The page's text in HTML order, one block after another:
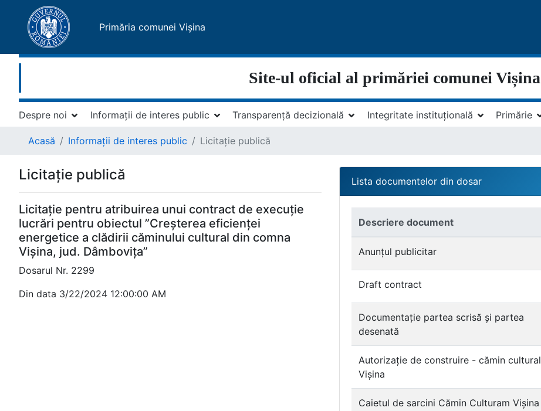
Primăria comunei Vișina
Site-ul oficial al primăriei comunei Vișina
Despre noi Informații de interes public Transparență decizională Integritate instituțională Primărie
Acasă Informații de interes public Licitație publică
Licitație publică
Licitație pentru atribuirea unui contract de execuție
lucrări pentru obiectul ”Creșterea eficienței
energetice a clădirii căminului cultural din comna
Vișina, jud. Dâmbovița”
Dosarul Nr. 2299
Din data 3/22/2024 12:00:00 AM
Lista documentelor din dosar
Descriere document
Anunțul publicitar
Draft contract
Documentație partea scrisă și partea
desenată
Autorizație de construire - cămin cultural
Vișina
Caietul de sarcini Cămin Culturam Vișina